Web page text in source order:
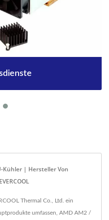
Kühler | Hersteller Von
Thermal Co., Ltd. ein
umfassen, AMD AM2 /